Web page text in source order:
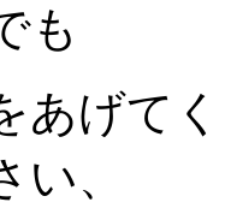
も
あげて
、